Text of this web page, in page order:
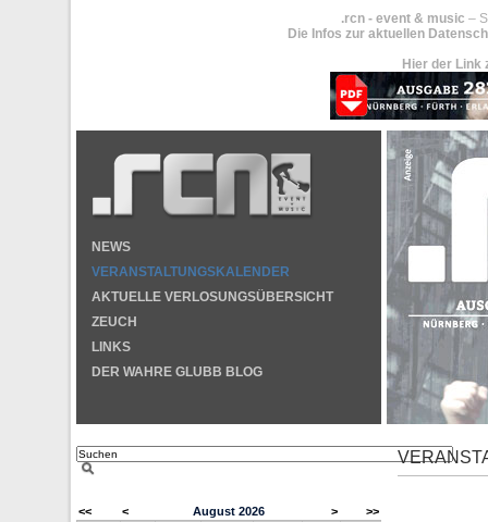
.rcn - event & music –
Die Infos zur aktuellen
Hier der Link
NEWS
VERANSTALTUNGSKALENDER
AKTUELLE VERLOSUNGSÜBERSICHT
ZEUCH
LINKS
DER WAHRE GLUBB BLOG
<< < August 2026 >
>>